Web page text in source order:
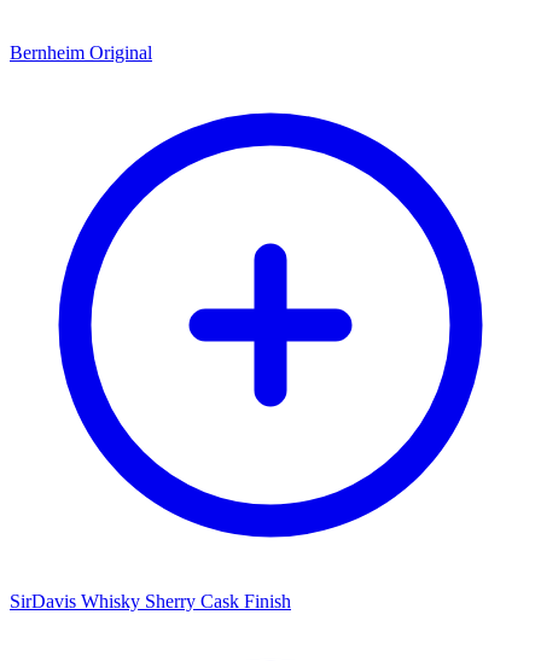
Bernheim Original
SirDavis Whisky Sherry Cask Finish